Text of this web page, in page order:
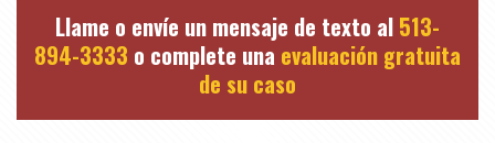
Llame o envíe un mensaje de texto al 513-
894-3333 o complete una evaluación gratuita
de su caso